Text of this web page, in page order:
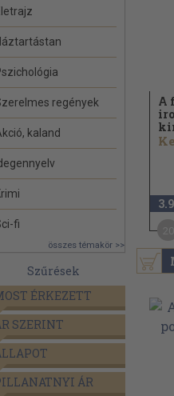
regények
kaland
fi
összes témakör >>
Szűrések
ÉRKEZETT
SZERINT
ÁR
A